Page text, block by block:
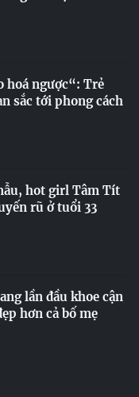
hoá ngược“: Trẻ
sắc tới phong cách
hot girl Tâm Tít
rũ ở tuổi 33
lần đầu khoe cận
hơn cả bố mẹ